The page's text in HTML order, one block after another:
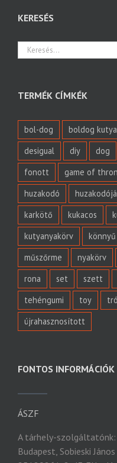
KERESÉS
Keresés...
TERMÉK CÍMKÉK
bol-dog boldog kutya
desigual
diy dog
fonott
game of
huzakodó
karkötő
kukacos
kutyanyakörv
könnyű
műszőrme
nyakörv
rona
set szett
tehéngumi
toy
újrahasznosított
FONTOS INFORMÁCIÓK
ÁSZF
A tárhely-
Budapest, Sobieski